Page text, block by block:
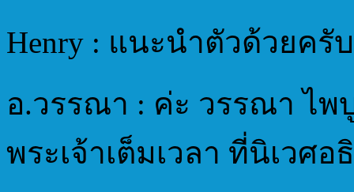
Henry : แนะนำตัวด้วยครับ
อ.วรรณา : ค่ะ วรรณา ไ
พระเจ้าเต็มเวลา ที่นิเวศ